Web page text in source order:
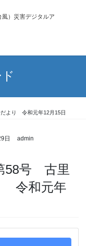
風）災害デジタルア
より 令和元年12月15日
日 admin
58号 古里
令和元年